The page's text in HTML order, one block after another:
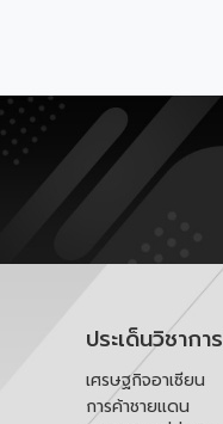
ประเด็นวิชาการ
เศรษฐกิจอาเซียน
การค้าชายแดน